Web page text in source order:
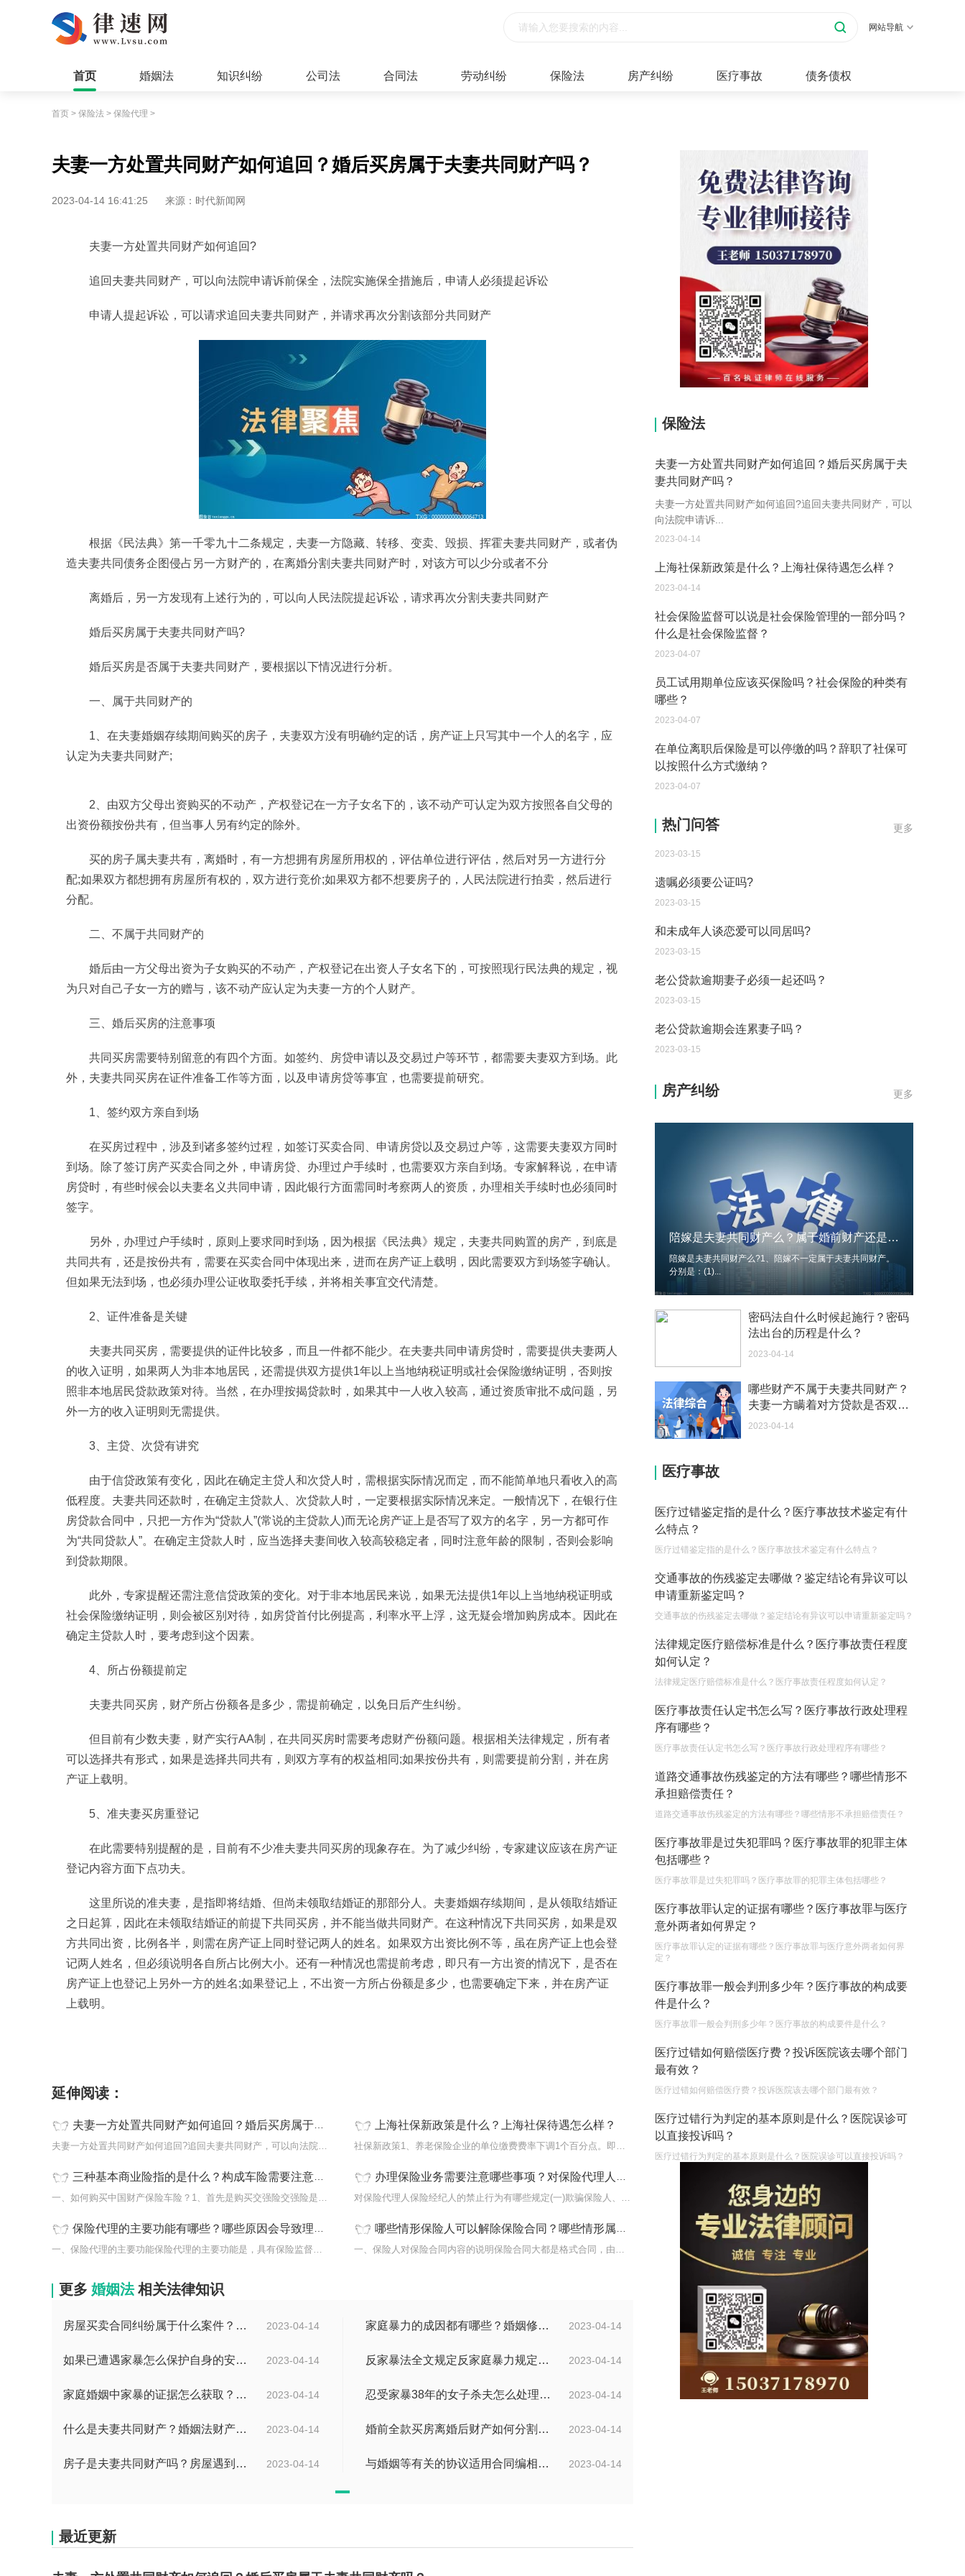
网站导航
首页 婚姻法 知识纠纷 公司法 合同法 劳动纠纷 保险法 房产纠纷 医疗事故 债务债权
首页 > 保险法 > 保险代理 >
夫妻一方处置共同财产如何追回？婚后买房属于夫妻共同财产吗？
2023-04-14 16:41:25 来源：时代新闻网
夫妻一方处置共同财产如何追回?
追回夫妻共同财产，可以向法院申请诉前保全，法院实施保全措施后，申请人必须提起诉讼
申请人提起诉讼，可以请求追回夫妻共同财产，并请求再次分割该部分共同财产
根据《民法典》第一千零九十二条规定，夫妻一方隐藏、转移、变卖、毁损、挥霍夫妻共同财产，或者伪
造夫妻共同债务企图侵占另一方财产的，在离婚分割夫妻共同财产时，对该方可以少分或者不分
离婚后，另一方发现有上述行为的，可以向人民法院提起诉讼，请求再次分割夫妻共同财产
婚后买房属于夫妻共同财产吗?
婚后买房是否属于夫妻共同财产，要根据以下情况进行分析。
一、属于共同财产的
1、在夫妻婚姻存续期间购买的房子，夫妻双方没有明确约定的话，房产证上只写其中一个人的名字，应
认定为夫妻共同财产;
2、由双方父母出资购买的不动产，产权登记在一方子女名下的，该不动产可认定为双方按照各自父母的
出资份额按份共有，但当事人另有约定的除外。
买的房子属夫妻共有，离婚时，有一方想拥有房屋所用权的，评估单位进行评估，然后对另一方进行分
配;如果双方都想拥有房屋所有权的，双方进行竞价;如果双方都不想要房子的，人民法院进行拍卖，然后进行
分配。
二、不属于共同财产的
婚后由一方父母出资为子女购买的不动产，产权登记在出资人子女名下的，可按照现行民法典的规定，视
为只对自己子女一方的赠与，该不动产应认定为夫妻一方的个人财产。
三、婚后买房的注意事项
共同买房需要特别留意的有四个方面。如签约、房贷申请以及交易过户等环节，都需要夫妻双方到场。此
外，夫妻共同买房在证件准备工作等方面，以及申请房贷等事宜，也需要提前研究。
1、签约双方亲自到场
在买房过程中，涉及到诸多签约过程，如签订买卖合同、申请房贷以及交易过户等，这需要夫妻双方同时
到场。除了签订房产买卖合同之外，申请房贷、办理过户手续时，也需要双方亲自到场。专家解释说，在申请
房贷时，有些时候会以夫妻名义共同申请，因此银行方面需同时考察两人的资质，办理相关手续时也必须同时
签字。
另外，办理过户手续时，原则上要求同时到场，因为根据《民法典》规定，夫妻共同购置的房产，到底是
共同共有，还是按份共有，需要在买卖合同中体现出来，进而在房产证上载明，因此需要双方到场签字确认。
但如果无法到场，也必须办理公证收取委托手续，并将相关事宜交代清楚。
2、证件准备是关键
夫妻共同买房，需要提供的证件比较多，而且一件都不能少。在夫妻共同申请房贷时，需要提供夫妻两人
的收入证明，如果两人为非本地居民，还需提供双方提供1年以上当地纳税证明或社会保险缴纳证明，否则按
照非本地居民贷款政策对待。当然，在办理按揭贷款时，如果其中一人收入较高，通过资质审批不成问题，另
外一方的收入证明则无需提供。
3、主贷、次贷有讲究
由于信贷政策有变化，因此在确定主贷人和次贷人时，需根据实际情况而定，而不能简单地只看收入的高
低程度。夫妻共同还款时，在确定主贷款人、次贷款人时，一定要根据实际情况来定。一般情况下，在银行住
房贷款合同中，只把一方作为“贷款人”(常说的主贷款人)而无论房产证上是否写了双方的名字，另一方都可作
为“共同贷款人”。在确定主贷款人时，应当选择夫妻间收入较高较稳定者，同时注意年龄的限制，否则会影响
到贷款期限。
此外，专家提醒还需注意信贷政策的变化。对于非本地居民来说，如果无法提供1年以上当地纳税证明或
社会保险缴纳证明，则会被区别对待，如房贷首付比例提高，利率水平上浮，这无疑会增加购房成本。因此在
确定主贷款人时，要考虑到这个因素。
4、所占份额提前定
夫妻共同买房，财产所占份额各是多少，需提前确定，以免日后产生纠纷。
但目前有少数夫妻，财产实行AA制，在共同买房时需要考虑财产份额问题。根据相关法律规定，所有者
可以选择共有形式，如果是选择共同共有，则双方享有的权益相同;如果按份共有，则需要提前分割，并在房
产证上载明。
5、准夫妻买房重登记
在此需要特别提醒的是，目前有不少准夫妻共同买房的现象存在。为了减少纠纷，专家建议应该在房产证
登记内容方面下点功夫。
这里所说的准夫妻，是指即将结婚、但尚未领取结婚证的那部分人。夫妻婚姻存续期间，是从领取结婚证
之日起算，因此在未领取结婚证的前提下共同买房，并不能当做共同财产。在这种情况下共同买房，如果是双
方共同出资，比例各半，则需在房产证上同时登记两人的姓名。如果双方出资比例不等，虽在房产证上也会登
记两人姓名，但必须说明各自所占比例大小。还有一种情况也需提前考虑，即只有一方出资的情况下，是否在
房产证上也登记上另外一方的姓名;如果登记上，不出资一方所占份额是多少，也需要确定下来，并在房产证
上载明。
延伸阅读：
夫妻一方处置共同财产如何追回？婚后买房属于夫妻共同财产吗？
夫妻一方处置共同财产如何追回?追回夫妻共同财产，可以向法院申请诉...
上海社保新政策是什么？上海社保待遇怎么样？
社保新政策1、养老保险企业的单位缴费费率下调1个百分点。即从21%降...
三种基本商业险指的是什么？构成车险需要注意哪些问题？
一、如何购买中国财产保险车险？1、首先是购买交强险交强险是国家规...
办理保险业务需要注意哪些事项？对保险代理人保险经纪人的禁止行为有哪些规定？
对保险代理人保险经纪人的禁止行为有哪些规定(一)欺骗保险人、投保...
保险代理的主要功能有哪些？哪些原因会导致理赔纠纷？
一、保险代理的主要功能保险代理的主要功能是，具有保险监督管理机...
哪些情形保险人可以解除保险合同？哪些情形属于合同无效？
一、保险人对保险合同内容的说明保险合同大都是格式合同，由保险人...
更多 婚姻法 相关法律知识
2023-04-14
房屋买卖合同纠纷属于什么案件？屋买卖合同违约怎么起诉？ 2023-04-14
家庭暴力的成因都有哪些？婚姻修复的方法有哪些？
2023-04-14
如果已遭遇家暴怎么保护自身的安全？婚姻纠纷如何收集证据？ 2023-04-14
反家暴法全文规定反家庭暴力规定是什么？婚姻怎么样挽救？
2023-04-14
家庭婚姻中家暴的证据怎么获取？家暴离婚小孩归谁？ 2023-04-14
忍受家暴38年的女子杀夫怎么处理？遇到家暴应该怎么办？
2023-04-14
什么是夫妻共同财产？婚姻法财产分割是怎么规定？ 2023-04-14
婚前全款买房离婚后财产如何分割？房子是夫妻共同财产吗？
2023-04-14
房子是夫妻共同财产吗？房屋遇到拆迁究竟是要房子还是要钱？ 2023-04-14
与婚姻等有关的协议适用合同编相关规定吗？夫妻共同财产的范围有哪些？
最近更新
保险法
夫妻一方处置共同财产如何追回？婚后买房属于夫
妻共同财产吗？
夫妻一方处置共同财产如何追回?追回夫妻共同财产，可以
向法院申请诉...
2023-04-14
上海社保新政策是什么？上海社保待遇怎么样？
2023-04-14
社会保险监督可以说是社会保险管理的一部分吗？
什么是社会保险监督？
2023-04-07
员工试用期单位应该买保险吗？社会保险的种类有
哪些？
2023-04-07
在单位离职后保险是可以停缴的吗？辞职了社保可
以按照什么方式缴纳？
2023-04-07
更多
热门问答
遗嘱的数量有规定吗？
2023-03-15
2023-03-15
2023-03-15
2023-03-15
2023-03-13
由于工作疏忽发生技术性差错而造成多缴或误缴税
款的可以申请退税吗？
2023-03-13
直接提起行政诉讼的诉讼时效是多久呢？
2023-03-13
生育保险交满一年才可以报销吗？
节假日免费时段到底是如何算起的呢？
2023-03-13
驾驶机动车在市区逆行的怎么罚款和扣分呢？
2023-03-13
法院对交通事故责任认定书是如何审查的？
跨国婚姻的好处有哪些?
2023-03-21
2023-03-15
更多
房产纠纷
陪嫁是夫妻共同财产么？属于婚前财产还是婚后财产？
陪嫁是夫妻共同财产么?1、陪嫁不一定属于夫妻共同财产。
分别是：(1)...
密码法自什么时候起施行？密码
法出台的历程是什么？
2023-04-14
哪些财产不属于夫妻共同财产？
夫妻一方瞒着对方贷款是否双方
共同偿还？
2023-04-14
医疗事故
医疗过错鉴定指的是什么？医疗事故技术鉴定有什
么特点？
医疗过错鉴定指的是什么？医疗事故技术鉴定有什么特点？
交通事故的伤残鉴定去哪做？鉴定结论有异议可以
申请重新鉴定吗？
交通事故的伤残鉴定去哪做？鉴定结论有异议可以申请重新鉴定吗？
法律规定医疗赔偿标准是什么？医疗事故责任程度
如何认定？
法律规定医疗赔偿标准是什么？医疗事故责任程度如何认定？
医疗事故责任认定书怎么写？医疗事故行政处理程
序有哪些？
医疗事故责任认定书怎么写？医疗事故行政处理程序有哪些？
道路交通事故伤残鉴定的方法有哪些？哪些情形不
承担赔偿责任？
道路交通事故伤残鉴定的方法有哪些？哪些情形不承担赔偿责任？
医疗事故罪是过失犯罪吗？医疗事故罪的犯罪主体
包括哪些？
医疗事故罪是过失犯罪吗？医疗事故罪的犯罪主体包括哪些？
医疗事故罪认定的证据有哪些？医疗事故罪与医疗
意外两者如何界定？
医疗事故罪认定的证据有哪些？医疗事故罪与医疗意外两者如何界
定？
医疗事故罪一般会判刑多少年？医疗事故的构成要
件是什么？
医疗事故罪一般会判刑多少年？医疗事故的构成要件是什么？
医疗过错如何赔偿医疗费？投诉医院该去哪个部门
最有效？
医疗过错如何赔偿医疗费？投诉医院该去哪个部门最有效？
医疗过错行为判定的基本原则是什么？医院误诊可
以直接投诉吗？
医疗过错行为判定的基本原则是什么？医院误诊可以直接投诉吗？